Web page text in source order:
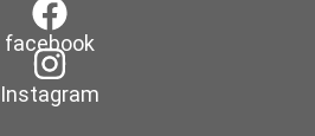
facebook
Instagram